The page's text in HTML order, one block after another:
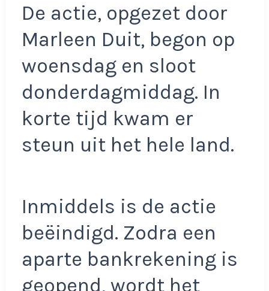
De actie, opgezet door
Marleen Duit, begon op
woensdag en sloot
donderdagmiddag. In
korte tijd kwam er
steun uit het hele land.
Inmiddels is de actie
beëindigd. Zodra een
aparte bankrekening is
geopend, wordt het